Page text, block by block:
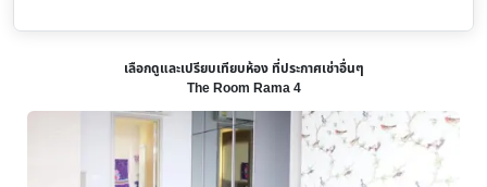
เลือกดูและเปรียบเทียบห้อง ที่ประกาศเช่าอื่นๆ
The Room Rama 4